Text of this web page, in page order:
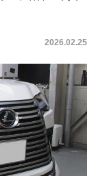
2026.02.25